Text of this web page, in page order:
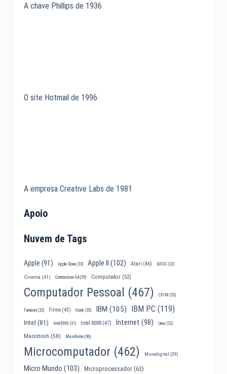
A chave Phillips de 1936
O site Hotmail de 1996
A empresa Creative Labs de 1981
Apoio
Nuvem de Tags
Apple (91) Apple Clone(33) Apple II (102) Atari (46) BASIC(32)
Cinema (41) Commodore 64(35) Computador(52)
Computador Pessoal (467) CP/M (35)
Famicom(32) Filme(43) Geek(35) IBM (105) IBM PC (119)
Intel (81) Intel 8086 (31) Intel 8088(47) Internet (98) Linux(32)
Macintosh (58) Mainframe(36)
Microcomputador (462) Microdigital (39)
Micro Mundo (103) Microprocessador(63)